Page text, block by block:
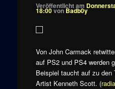
Veröffentlicht am
18:00vonBadb0y
Von John Carmack
auf PS2 und PS4 werden
Beispiel taucht auf zu den
Artist Kenneth Scott. (